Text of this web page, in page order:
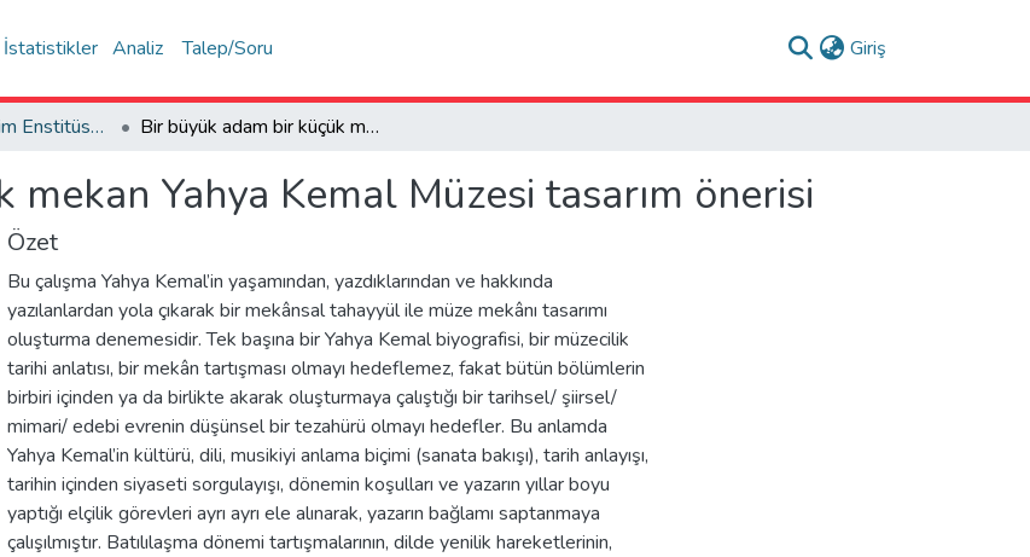
İstatistikler Analiz Talep/Soru Giriş
Lisansüstü Eğitim Enstitüsü Tez Koleksiyonu Bir büyük adam bir küçük mekan Yahya Kemal Müzesi tasarım önerisi
Yahya Kemal Müzesi tasarım önerisi
Özet
Bu çalışma Yahya Kemal’in yaşamından, yazdıklarından ve hakkında
yazılanlardan yola çıkarak bir mekânsal tahayyül ile müze mekânı tasarımı
oluşturma denemesidir. Tek başına bir Yahya Kemal biyografisi, bir müzecilik
tarihi anlatısı, bir mekân tartışması olmayı hedeflemez, fakat bütün bölümlerin
birbiri içinden ya da birlikte akarak oluşturmaya çalıştığı bir tarihsel/ şiirsel/
mimari/ edebi evrenin düşünsel bir tezahürü olmayı hedefler. Bu anlamda
Yahya Kemal’in kültürü, dili, musikiyi anlama biçimi (sanata bakışı), tarih anlayışı,
tarihin içinden siyaseti sorgulayışı, dönemin koşulları ve yazarın yıllar boyu
yaptığı elçilik görevleri ayrı ayrı ele alınarak, yazarın bağlamı saptanmaya
çalışılmıştır. Batılılaşma dönemi tartışmalarının, dilde yenilik hareketlerinin,